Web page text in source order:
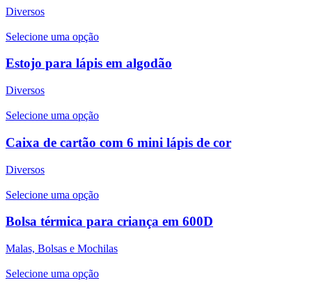
Diversos
Selecione uma opção
Estojo para lápis em algodão
Diversos
Selecione uma opção
Caixa de cartão com 6 mini lápis de cor
Diversos
Selecione uma opção
Bolsa térmica para criança em 600D
Malas, Bolsas e Mochilas
Selecione uma opção